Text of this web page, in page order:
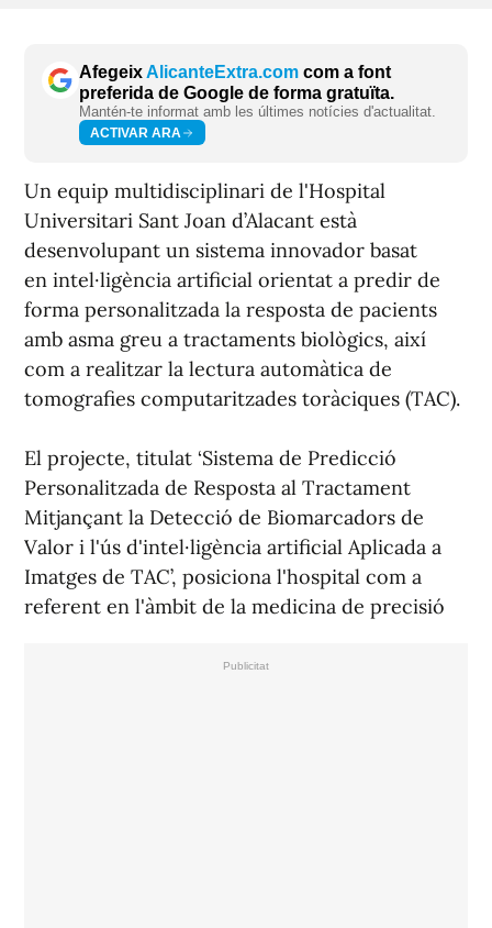
AfegeixAlicanteExtra.com com a font
preferida de Google de forma gratuïta.
Mantén-te informat amb les últimes notícies d'actualitat.
ACTIVAR ARA
Un equip multidisciplinari de l'Hospital
Universitari Sant Joan d’Alacant està
desenvolupant un sistema innovador basat
en intel·ligència artificial orientat a predir de
forma personalitzada la resposta de pacients
amb asma greu a tractaments biològics, així
com a realitzar la lectura automàtica de
tomografies computaritzades toràciques (TAC).
El projecte, titulat ‘Sistema de Predicció
Personalitzada de Resposta al Tractament
Mitjançant la Detecció de Biomarcadors de
Valor i l'ús d'intel·ligència artificial Aplicada a
Imatges de TAC’, posiciona l'hospital com a
referent en l'àmbit de la medicina de precisió